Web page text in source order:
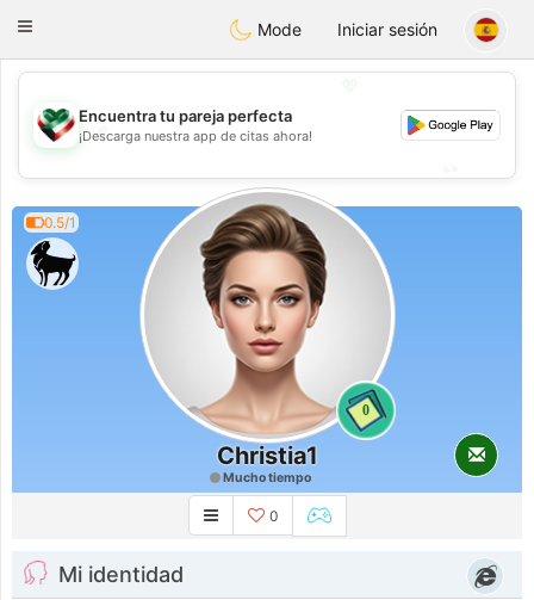
KuwaitChat
Toggle
Mode Iniciar sesión
💕
Encuentra tu pareja perfecta
¡Descarga nuestra app de citas ahora!
0.5/1
0
Christia1
Mucho tiempo
0
Mi identidad